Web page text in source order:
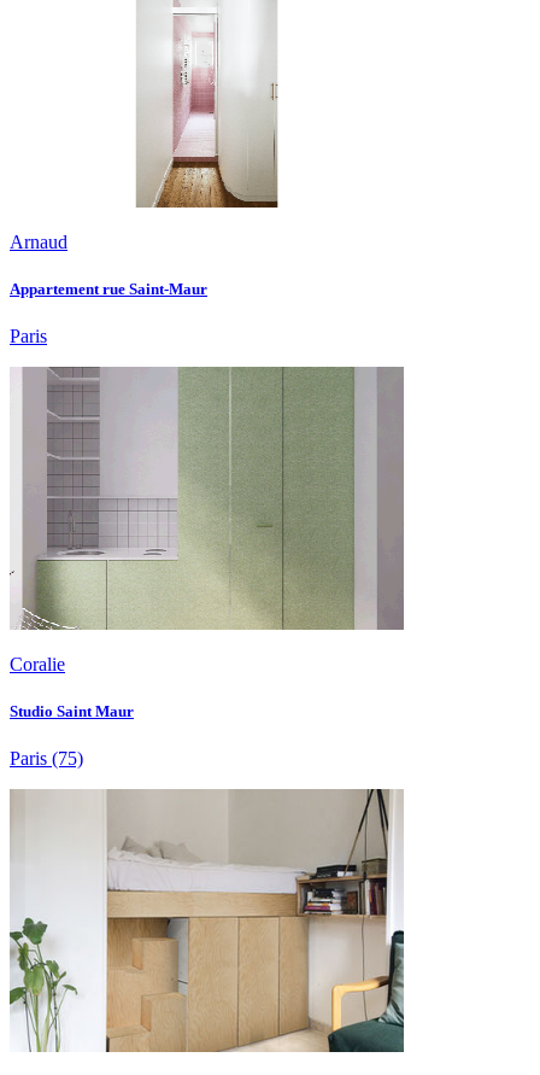
Arnaud
Appartement rue Saint-Maur
Paris
Coralie
Studio Saint Maur
Paris (75)